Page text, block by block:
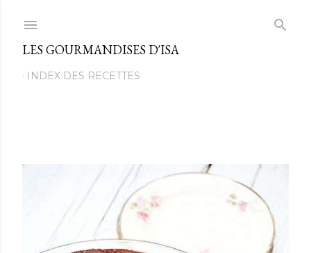
LES GOURMANDISES D'ISA
INDEX DES RECETTES
M